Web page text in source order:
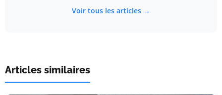
Voir tous les articles →
Articles similaires